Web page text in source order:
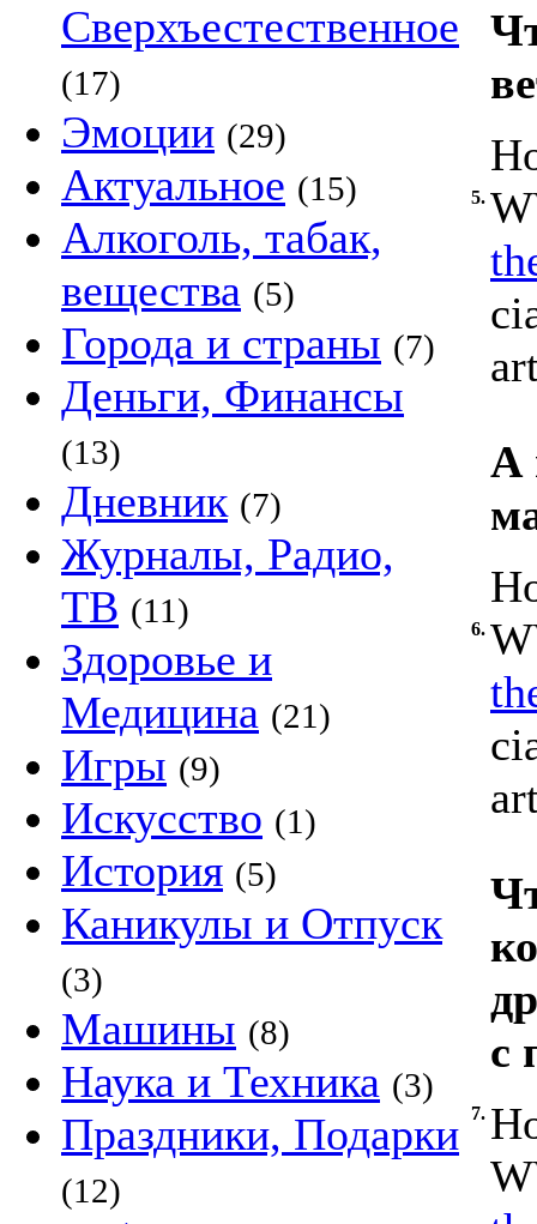
Сверхъестественное
(17)
Эмоции (29)
Актуальное (15)
Алкоголь, табак,
вещества (5)
Города и страны (7)
Деньги, Финансы
(13)
Дневник (7)
Журналы, Радио,
ТВ (11)
Здоровье и
Медицина (21)
Игры (9)
Искусство (1)
История (5)
Каникулы и Отпуск
(3)
Машины (8)
Наука и Техника (3)
Праздники, Подарки
(12)
5.
6.
А
7.
с